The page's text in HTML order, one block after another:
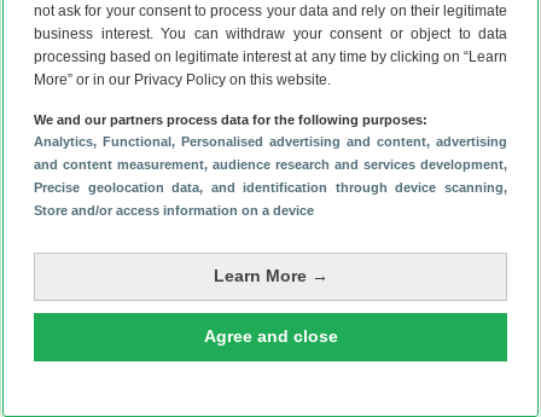
not ask for your consent to process your data and rely on their legitimate
business interest. You can withdraw your consent or object to data
processing based on legitimate interest at any time by clicking on “Learn
More” or in our Privacy Policy on this website.
We and our partners process data for the following purposes:
Analytics, Functional, Personalised advertising and content, advertising
and content measurement, audience research and services development,
Precise geolocation data, and identification through device scanning,
Store and/or access information on a device
Learn More →
Agree and close
Inmiddels is deChromecast met Google TV (HD)in
Nederland uitverkocht. De 4K-versie is op het moment van
schrijven nog wel verkrijgbaar, maar dat zal waarschijnlijk
niet lang meer duren. Google is namelijkgestopt met het
maken van de Chromecast.
In plaats daarvan kun je kijken naar de
aan te sturen. In onze review